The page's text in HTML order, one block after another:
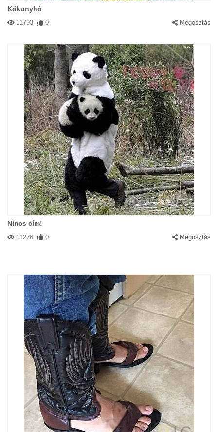
Kőkunyhó
11793 0 Megosztás
Nincs cím!
11276 0 Megosztás